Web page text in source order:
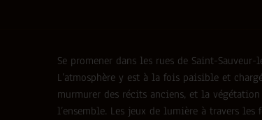
Se promener dans les rues de Saint-
L’atmosphère y est à la fois paisible et
murmurer des récits anciens, et la
l’ensemble. Les jeux de lumière à travers